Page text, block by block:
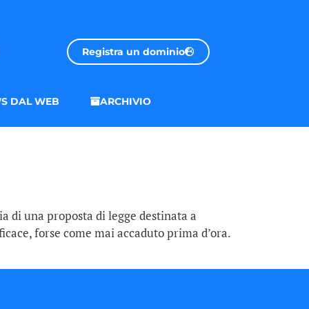
Registra un dominio
DAL WEB ARCHIVIO
di una proposta di legge destinata a
forse come mai accaduto prima d’ora.